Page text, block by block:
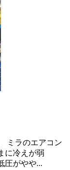
ミラのエアコン
に冷えが弱
圧がやや...